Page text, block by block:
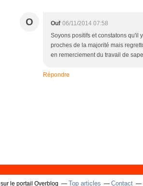
O Ouf 06/11/2014 07:58
Soyons positifs et constatons qu'il
proches de la majorité mais
en remerciement du travail de
Répondre
sur le portail Overblog Top articles Contact